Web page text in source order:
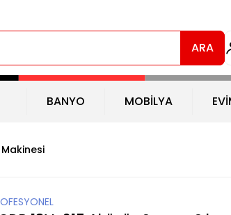
ARA
BANYO MOBİLYA
Makinesi